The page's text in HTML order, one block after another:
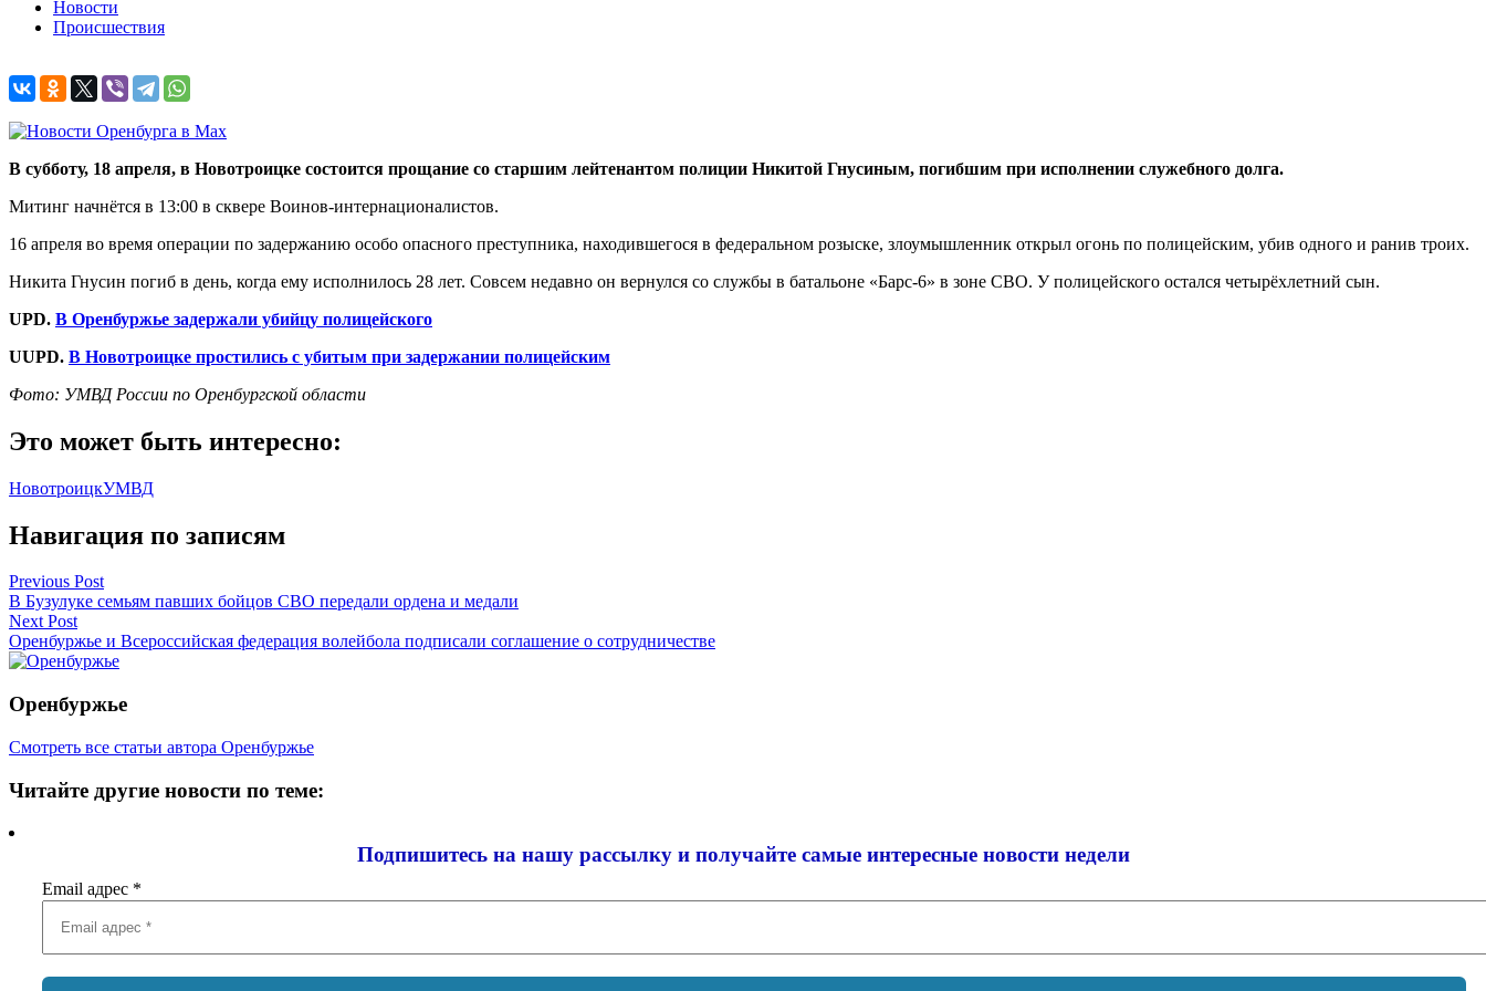
Новости
Происшествия
В субботу, 18 апреля, в Новотроицке состоится прощание со старшим лейтенантом полиции Никитой Гнусиным, погибшим при исполнении служебного долга.
Митинг начнётся в 13:00 в сквере Воинов-интернационалистов.
16 апреля во время операции по задержанию особо опасного преступника, находившегося в федеральном розыске, злоумышленник открыл огонь по полицейским, убив одного и ранив троих.
Никита Гнусин погиб в день, когда ему исполнилось 28 лет. Совсем недавно он вернулся со службы в батальоне «Барс-6» в зоне СВО. У полицейского остался четырёхлетний сын.
UPD. В Оренбуржье задержали убийцу полицейского
UUPD. В Новотроицке простились с убитым при задержании полицейским
Фото: УМВД России по Оренбургской области
Это может быть интересно:
НовотроицкУМВД
Навигация по записям
Previous Post
В Бузулуке семьям павших бойцов СВО передали ордена и медали
Next Post
Оренбуржье и Всероссийская федерация волейбола подписали соглашение о сотрудничестве
Оренбуржье
Смотреть все статьи автора Оренбуржье
Читайте другие новости по теме:
Подпишитесь на нашу рассылку и получайте самые интересные новости недели
Email адрес *